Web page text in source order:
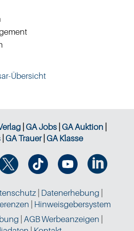
Übersicht
|GA Jobs |GA Auktion
|GA Trauer|GA Klasse

| Datenerhebung
Hinweisgebersystem
AGB Werbeanzeigen